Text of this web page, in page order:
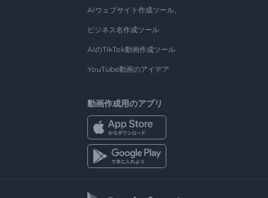
AIウェブサイト作成ツール。
ビジネス名作成ツール
AIのTikTok動画作成ツール
YouTube動画のアイデア
動画作成用のアプリ